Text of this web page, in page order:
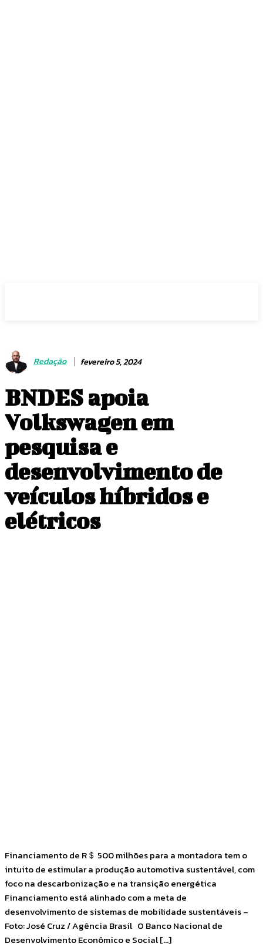
Redação fevereiro 5, 2024
BNDES apoia
Volkswagen em
pesquisa e
desenvolvimento de
veículos híbridos e
elétricos
Financiamento de R＄ 500 milhões para a montadora tem o
intuito de estimular a produção automotiva sustentável, com
foco na descarbonização e na transição energética
Financiamento está alinhado com a meta de
desenvolvimento de sistemas de mobilidade sustentáveis –
Foto: José Cruz / Agência Brasil O Banco Nacional de
Desenvolvimento Econômico e Social […]